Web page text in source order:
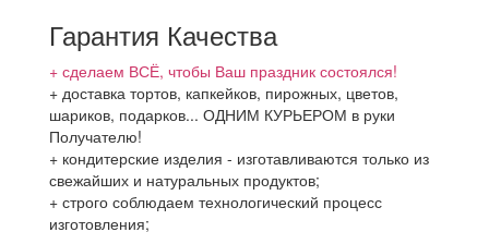
Гарантия Качества
+ сделаем ВСЁ, чтобы Ваш праздник состоялся!
+ доставка тортов, капкейков, пирожных, цветов,
шариков, подарков... ОДНИМ КУРЬЕРОМ в руки
Получателю!
+ кондитерские изделия - изготавливаются только из
свежайших и натуральных продуктов;
+ строго соблюдаем технологический процесс
изготовления;